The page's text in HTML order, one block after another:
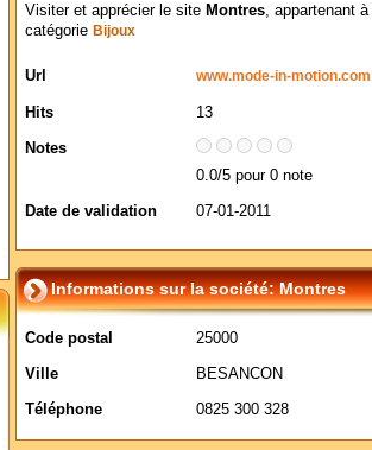
Visiter et apprécier le site Montres, appartenant à
catégorie Bijoux
Url www.mode-in-motion.com
Hits
13
Notes
0.0/5 pour 0 note
Date de validation
07-01-2011
Informations sur la société: Montres
Code postal
25000
Ville
BESANCON
Téléphone
0825 300 328